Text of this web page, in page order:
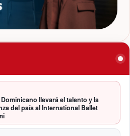
llevará el talento y la
del país al International Ballet